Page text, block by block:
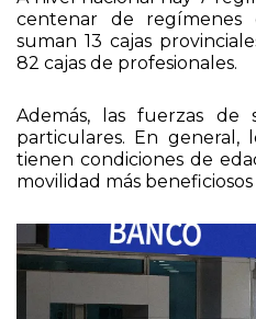
A nivel nacional hay 7
centenar de regímenes
suman 13 cajas
Además, las fuerzas de
particulares. En general,
tienen condiciones de